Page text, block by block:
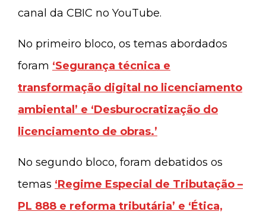
canal da CBIC no YouTube.
No primeiro bloco, os temas abordados
foram ‘Segurança técnica e
transformação digital no licenciamento
ambiental’ e ‘Desburocratização do
licenciamento de obras.’
No segundo bloco, foram debatidos os
temas ‘Regime Especial de Tributação –
PL 888 e reforma tributária’ e ‘Ética,